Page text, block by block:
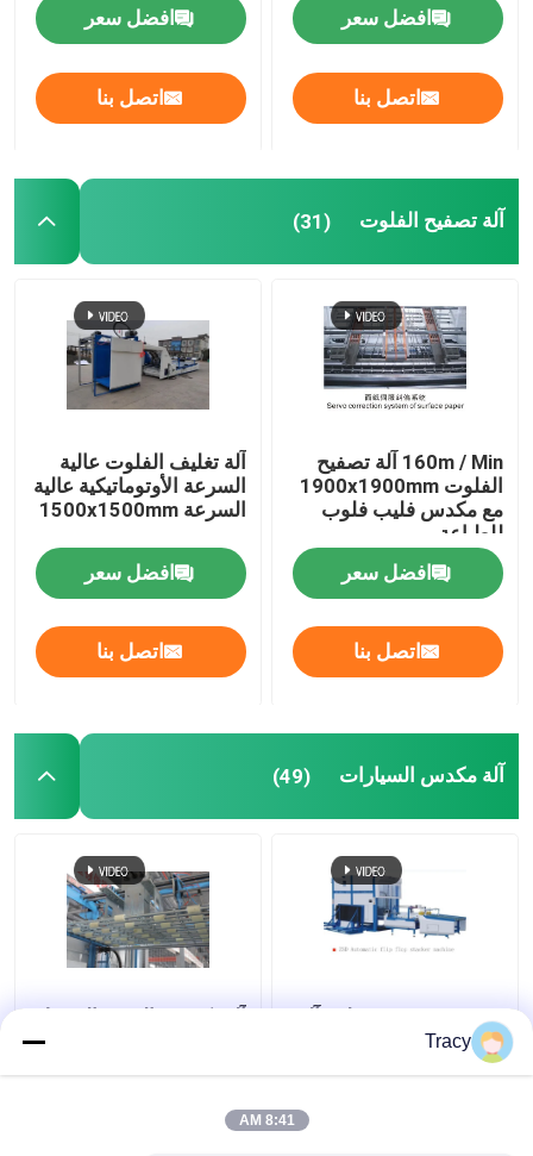
افضل سعر
اتصل بنا
افضل سعر
اتصل بنا
آلة تصفيح الفلوت (31)
160m / Min آلة تصفيح
الفلوت 1900x1900mm
مع مكدس فليب فلوب
للطباعة
افضل سعر
اتصل بنا
آلة تغليف الفلوت عالية
السرعة الأوتوماتيكية عالية
السرعة 1500x1500mm
افضل سعر
اتصل بنا
آلة مكدس السيارات (49)
مكدس السيارات التلقائي
جمع فليب بالتخبط
التلقائي بوابة حاجز رفرف
Tracy
8:41 AM